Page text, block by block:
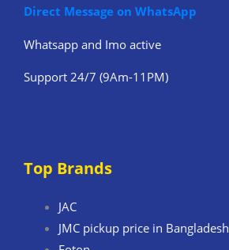
Direct Message on WhatsApp
Whatsapp and Imo active
Support 24/7 (9Am-11PM)
Top Brands
JAC
JMC pickup price in Bangladesh